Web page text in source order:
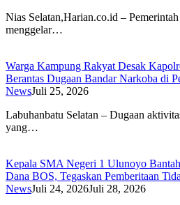
Nias Selatan,Harian.co.id –
menggelar…
Warga Kampung Rakyat Desak
Berantas Dugaan Bandar Narkoba di
NewsJuli 25, 2026
Labuhanbatu Selatan – Dugaan
yang…
Kepala SMA Negeri 1 Ulunoyo
Dana BOS, Tegaskan Pemberitaan
NewsJuli 24, 2026Juli 28, 2026